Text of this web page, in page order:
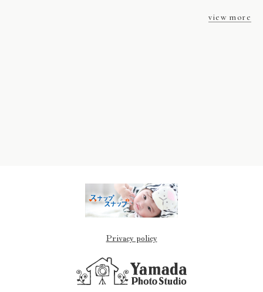
view more
Privacy policy